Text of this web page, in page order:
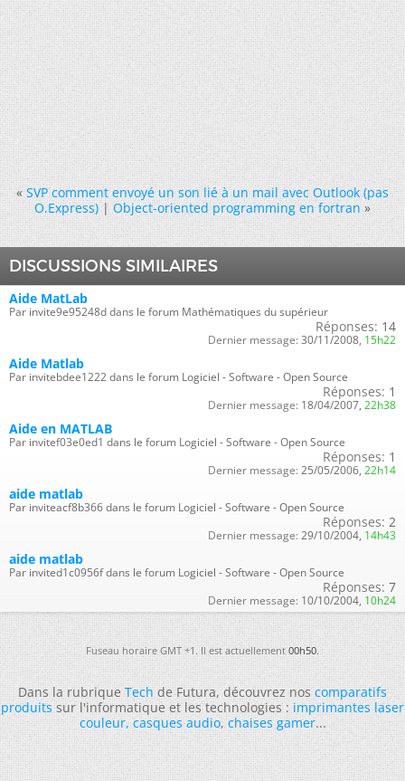
« SVP comment envoyé un son lié à un mail avec Outlook (pas
O.Express)|Object-oriented programming en fortran »
DISCUSSIONS SIMILAIRES
Aide MatLab
Par invite9e95248d dans le forum Mathématiques du supérieur
Réponses: 14
Dernier message: 30/11/2008, 15h22
Aide Matlab
Par invitebdee1222 dans le forum Logiciel - Software - Open Source
Réponses: 1
Dernier message: 18/04/2007, 22h38
Aide en MATLAB
Par invitef03e0ed1 dans le forum Logiciel - Software - Open Source
Réponses: 1
Dernier message: 25/05/2006, 22h14
aide matlab
Par inviteacf8b366 dans le forum Logiciel - Software - Open Source
Réponses: 2
Dernier message: 29/10/2004, 14h43
aide matlab
Par invited1c0956f dans le forum Logiciel - Software - Open Source
Réponses: 7
Dernier message: 10/10/2004, 10h24
Fuseau horaire GMT +1. Il est actuellement00h50.
Dans la rubriqueTechde Futura, découvrez noscomparatifs
produitssur l'informatique et les technologies :imprimantes laser
couleur,casques audio,chaises gamer...